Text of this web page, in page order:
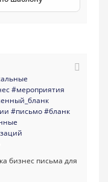
#мероприятия
#письмо#бланк